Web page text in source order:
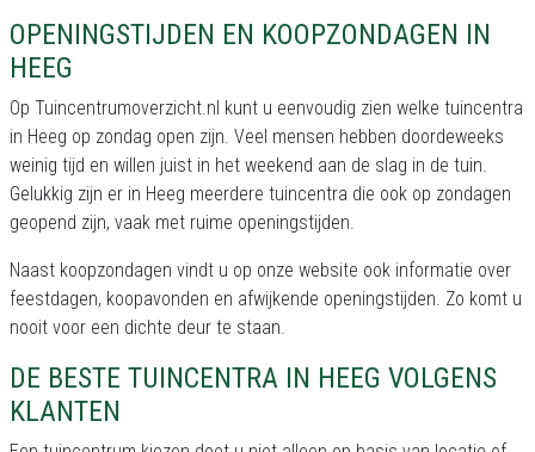
OPENINGSTIJDEN EN KOOPZONDAGEN IN
HEEG
Op Tuincentrumoverzicht.nl kunt u eenvoudig zien welke tuincentra
in Heeg op zondag open zijn. Veel mensen hebben doordeweeks
weinig tijd en willen juist in het weekend aan de slag in de tuin.
Gelukkig zijn er in Heeg meerdere tuincentra die ook op zondagen
geopend zijn, vaak met ruime openingstijden.
Naast koopzondagen vindt u op onze website ook informatie over
feestdagen, koopavonden en afwijkende openingstijden. Zo komt u
nooit voor een dichte deur te staan.
DE BESTE TUINCENTRA IN HEEG VOLGENS
KLANTEN